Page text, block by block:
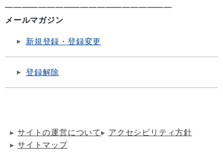
━━━━━━━━━━━━━━━━━━━━
メールマガジン
新規登録・登録変更
登録解除
サイトの運営について
アクセシビリティ方針
サイトマップ